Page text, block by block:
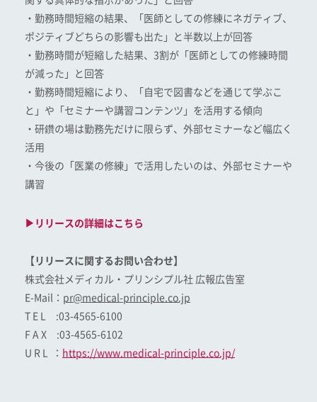
・勤務時間短縮の結果、「医師としての修練にネガティブ、
ポジティブどちらの影響も出た」と半数以上が回答
・勤務時間が短縮した結果、3割が「医師としての修練時間
が減った」と回答
・勤務時間短縮により、「自宅で図書などを通じて学ぶこ
と」や「セミナーや講習コンテンツ」を活用する傾向
・研鑽の場は勤務先だけに限らず、外部セミナーなど幅広く
活用
・今後の「医業の修練」で活用したいのは、外部セミナーや
講習
▶リリースの詳細はこちら
【リリースに関するお問い合わせ】
株式会社メディカル・プリンシプル社 広報広告室
E-Mail： pr@medical-principle.co.jp
T E L :03-4565-6100
F A X :03-4565-6102
U R L ： https://www.medical-principle.co.jp/